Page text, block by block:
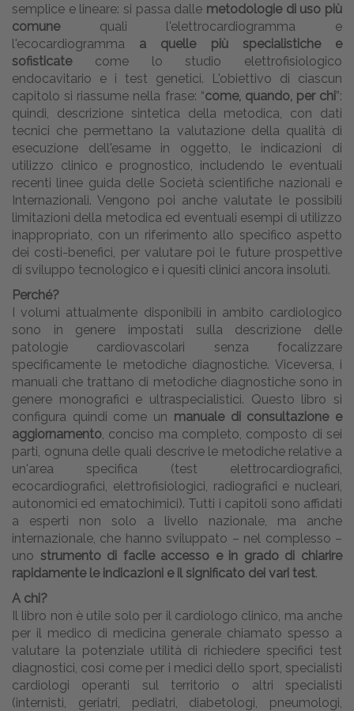
semplice e lineare: si passa dalle metodologie di uso più
comunequali l'elettrocardiogramma e
l'ecocardiogramma a quelle più specialistiche e
sofisticate come lo studio elettrofisiologico
endocavitario e i test genetici. L'obiettivo di ciascun
capitolo si riassume nella frase: “come, quando, per chi ”:
quindi, descrizione sintetica della metodica, con dati
tecnici che permettano la valutazione della qualità di
esecuzione dell'esame in oggetto, le indicazioni di
utilizzo clinico e prognostico, includendo le eventuali
recenti linee guida delle Società scientifiche nazionali e
Internazionali. Vengono poi anche valutate le possibili
limitazioni della metodica ed eventuali esempi di utilizzo
inappropriato, con un riferimento allo specifico aspetto
dei costi-benefici, per valutare poi le future prospettive
di sviluppo tecnologico e i quesiti clinici ancora insoluti.
Perché?
I volumi attualmente disponibili in ambito cardiologico
sono in genere impostati sulla descrizione delle
patologie cardiovascolari senza focalizzare
specificamente le metodiche diagnostiche. Viceversa, i
manuali che trattano di metodiche diagnostiche sono in
genere monografici e ultraspecialistici. Questo libro si
configura quindi come un manuale di consultazione e
aggiornamento , conciso ma completo, composto di sei
parti, ognuna delle quali descrive le metodiche relative a
un'area specifica (test elettrocardiografici,
ecocardiografici, elettrofisiologici, radiografici e nucleari,
autonomici ed ematochimici). Tutti i capitoli sono affidati
a esperti non solo a livello nazionale, ma anche
internazionale, che hanno sviluppato – nel complesso –
uno strumento di facile accesso e in grado di chiarire
rapidamente le indicazioni e il significato dei vari test.
A chi?
Il libro non è utile solo per il cardiologo clinico, ma anche
per il medico di medicina generale chiamato spesso a
valutare la potenziale utilità di richiedere specifici test
diagnostici, così come per i medici dello sport, specialisti
cardiologi operanti sul territorio o altri specialisti
(internisti, geriatri, pediatri, diabetologi, pneumologi,